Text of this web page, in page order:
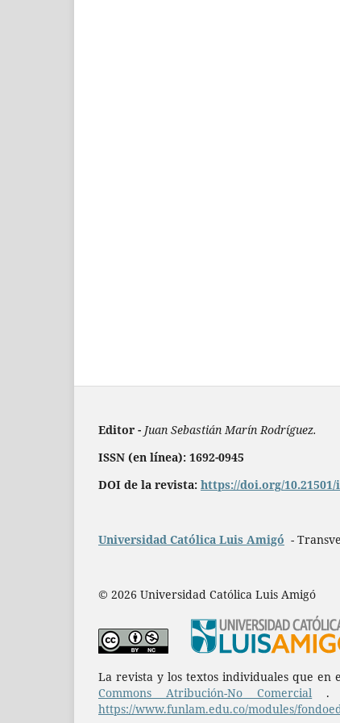
Editor - Juan Sebastián Marín Rodríguez.
ISSN (en línea): 1692-0945
DOI de la revista: https://doi.org/10.21501/
Universidad Católica Luis Amigó -
© 2026 Universidad Católica Luis Amigó
La revista y los textos individuales que en
Commons Atribución-No Comercial .
https://www.funlam.edu.co/modules/